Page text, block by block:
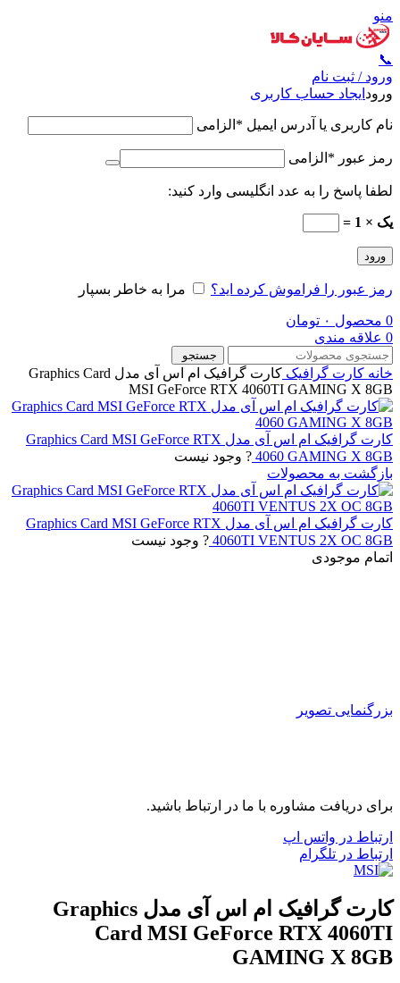
منو
📞
ورود / ثبت نام
ورود ایجاد حساب کاربری
نام کاربری یا آدرس ایمیل * الزامی
رمز عبور * الزامی
لطفا پاسخ را به عدد انگلیسی وارد کنید:
یک × 1 =
ورود
رمز عبور را فراموش کرده اید؟ مرا به خاطر بسپار
0 محصول ۰ تومان
0 علاقه مندی
جستجو
خانه کارت گرافیک
کارت گرافیک ام اس آی مدل Graphics Card
MSI GeForce RTX 4060TI GAMING X 8GB
کارت گرافیک ام اس آی مدل Graphics Card MSI GeForce RTX
4060 GAMING X 8GB ? وجود نیست
بازگشت به محصولات
کارت گرافیک ام اس آی مدل Graphics Card MSI GeForce RTX
4060TI VENTUS 2X OC 8GB ? وجود نیست
اتمام موجودی
بزرگنمایی تصویر
برای دریافت مشاوره با ما در ارتباط باشید.
ارتباط در واتس اپ
ارتباط در تلگرام
کارت گرافیک ام اس آی مدل Graphics
Card MSI GeForce RTX 4060TI
GAMING X 8GB